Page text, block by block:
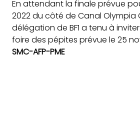
En attendant la finale prévue
2022 du côté de Canal Olympia
délégation de BF1 a tenu à inviter
foire des pépites prévue le 25
SMC-AFP-PME